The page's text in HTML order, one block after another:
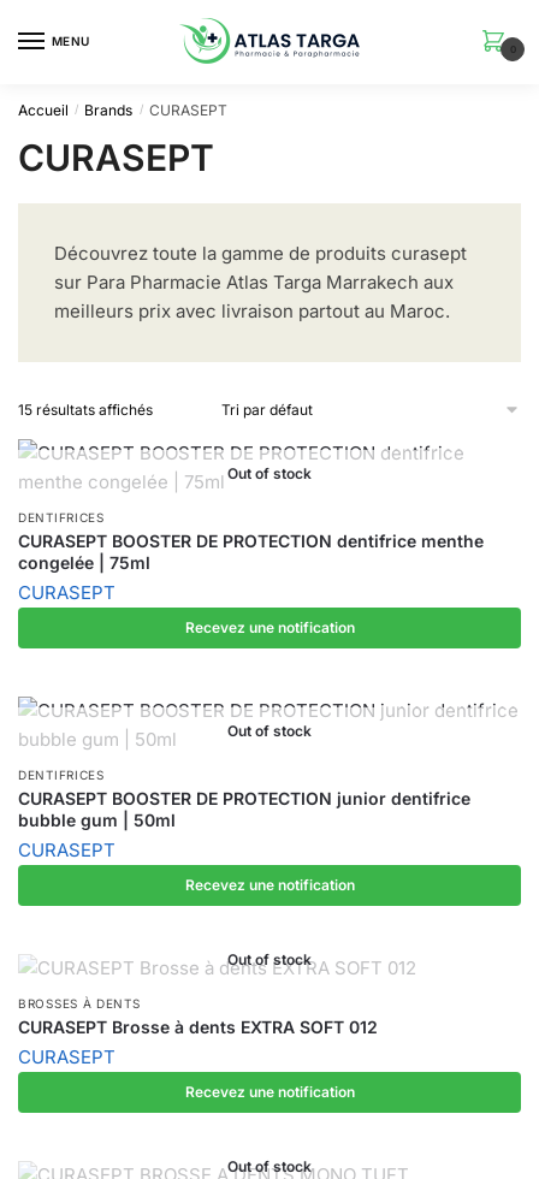
MENU
0
Accueil / Brands / CURASEPT
CURASEPT
Découvrez toute la gamme de produits curasept
sur Para Pharmacie Atlas Targa Marrakech aux
meilleurs prix avec livraison partout au Maroc.
15 résultats affichés
Out of stock
DENTIFRICES
CURASEPT BOOSTER DE PROTECTION dentifrice menthe
congelée | 75ml
CURASEPT
Recevez une notification
Out of stock
DENTIFRICES
CURASEPT BOOSTER DE PROTECTION junior dentifrice
bubble gum | 50ml
CURASEPT
Recevez une notification
Out of stock
BROSSES À DENTS
CURASEPT Brosse à dents EXTRA SOFT 012
CURASEPT
Recevez une notification
Out of stock